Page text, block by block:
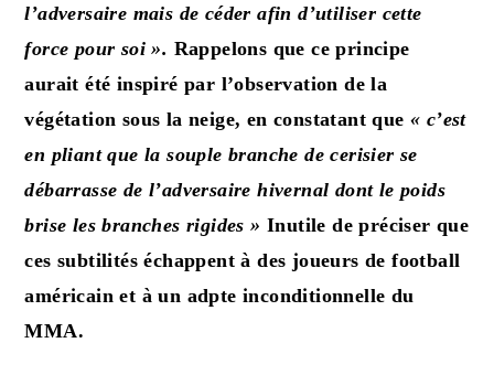
l’adversaire mais de céder afin d’utiliser cette
force pour soi ». Rappelons que ce principe
aurait été inspiré par l’observation de la
végétation sous la neige, en constatant que« c’est
en pliant que la souple branche de cerisier se
débarrasse de l’adversaire hivernal dont le poids
brise les branches rigides » Inutile de préciser que
ces subtilités échappent à des joueurs de football
américain et à un adpte inconditionnelle du
MMA.